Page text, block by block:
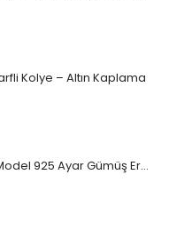
Kolye – Altın Kaplama
Omar Silver Dalgalı Model 925 Ayar Gümüş Erkek Bileklik